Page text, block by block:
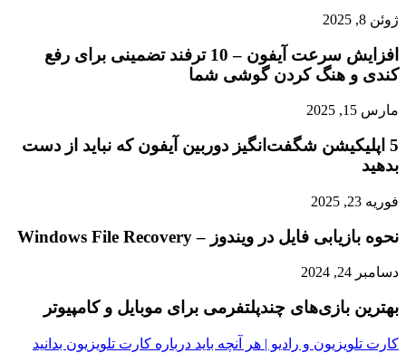
ژوئن 8, 2025
افزایش سرعت آیفون – 10 ترفند تضمینی برای رفع
کندی و هنگ کردن گوشی شما
مارس 15, 2025
5 اپلیکیشن شگفت‌انگیز دوربین آیفون که نباید از دست
بدهید
فوریه 23, 2025
نحوه بازیابی فایل در ویندوز – Windows File Recovery
دسامبر 24, 2024
بهترین بازی‌های چندپلتفرمی برای موبایل و کامپیوتر
کارت تلویزیون و رادیو | هر آنچه باید درباره کارت تلویزیون بدانید